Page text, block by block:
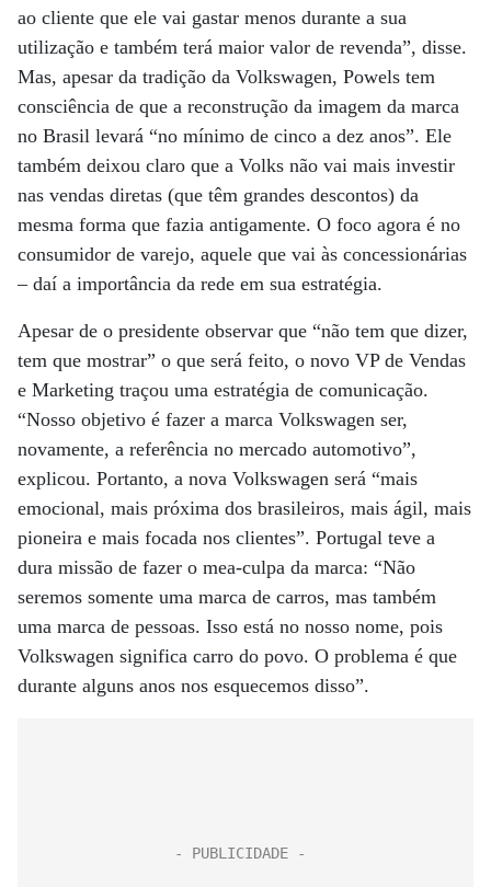
ao cliente que ele vai gastar menos durante a sua
utilização e também terá maior valor de revenda”, disse.
Mas, apesar da tradição da Volkswagen, Powels tem
consciência de que a reconstrução da imagem da marca
no Brasil levará “no mínimo de cinco a dez anos”. Ele
também deixou claro que a Volks não vai mais investir
nas vendas diretas (que têm grandes descontos) da
mesma forma que fazia antigamente. O foco agora é no
consumidor de varejo, aquele que vai às concessionárias
– daí a importância da rede em sua estratégia.
Apesar de o presidente observar que “não tem que dizer,
tem que mostrar” o que será feito, o novo VP de Vendas
e Marketing traçou uma estratégia de comunicação.
“Nosso objetivo é fazer a marca Volkswagen ser,
novamente, a referência no mercado automotivo”,
explicou. Portanto, a nova Volkswagen será “mais
emocional, mais próxima dos brasileiros, mais ágil, mais
pioneira e mais focada nos clientes”. Portugal teve a
dura missão de fazer o mea-culpa da marca: “Não
seremos somente uma marca de carros, mas também
uma marca de pessoas. Isso está no nosso nome, pois
Volkswagen significa carro do povo. O problema é que
durante alguns anos nos esquecemos disso”.